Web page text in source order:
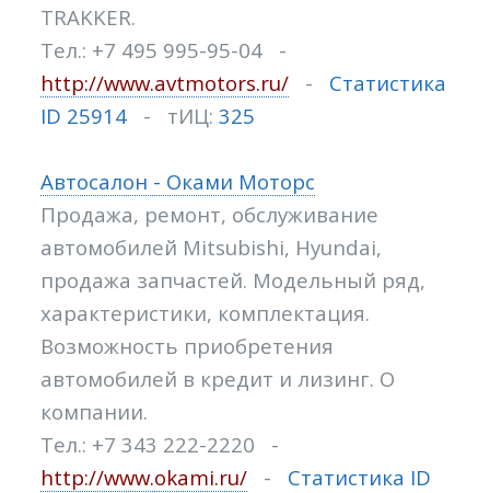
TRAKKER.
Тел.: +7 495 995-95-04 -
http://www.avtmotors.ru/ - Статистика
ID 25914 - тИЦ:325
Автосалон - Оками Моторс
Продажа, ремонт, обслуживание
автомобилей Mitsubishi, Hyundai,
продажа запчастей. Модельный ряд,
характеристики, комплектация.
Возможность приобретения
автомобилей в кредит и лизинг. О
компании.
Тел.: +7 343 222-2220 -
http://www.okami.ru/ - Статистика ID